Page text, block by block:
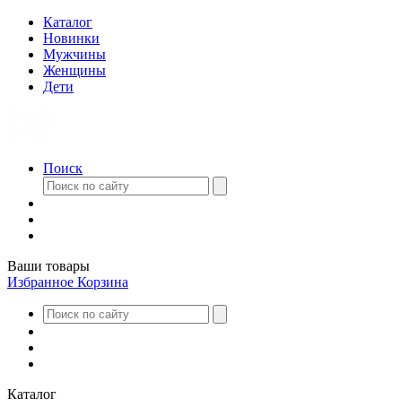
Каталог
Новинки
Мужчины
Женщины
Дети
Поиск
Ваши товары
Избранное Корзина
Каталог